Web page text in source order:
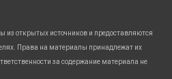
из открытых источников и предоставляются
Права на материалы принадлежат их
за содержание материала не